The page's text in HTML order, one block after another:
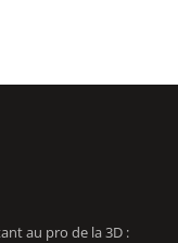
au pro de la 3D :